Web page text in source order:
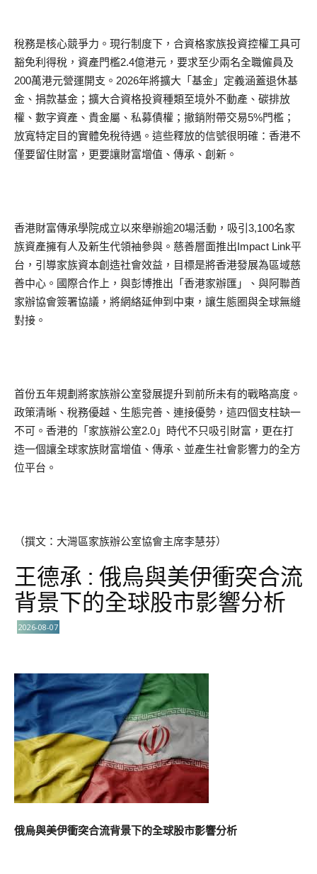
稅務是核心競爭力。現行制度下，合資格家族投資控權工具可
豁免利得稅，資產門檻2.4億港元，要求至少兩名全職僱員及
200萬港元營運開支。2026年將擴大「基金」定義涵蓋退休基
金、捐款基金；擴大合資格投資種類至境外不動產、碳排放
權、數字資產、貴金屬、私募債權；撤銷附帶交易5%門檻；
放寬特定目的實體免稅待遇。這些釋放的信號很明確：香港不
僅要留住財富，更要讓財富增值、傳承、創新。
香港財富傳承學院成立以來舉辦逾20場活動，吸引3,100名家
族資產擁有人及新生代領袖參與。慈善層面推出Impact Link平
台，引導家族資本創造社會效益，目標是將香港發展為區域慈
善中心。國際合作上，與彭博推出「香港家辦匯」、與阿聯酋
家辦協會簽署協議，將網絡延伸到中東，讓生態圈與全球無縫
對接。
首份五年規劃將家族辦公室發展提升到前所未有的戰略高度。
政策清晰、稅務優越、生態完善、連接優勢，這四個支柱缺一
不可。香港的「家族辦公室2.0」時代不只吸引財富，更在打
造一個讓全球家族財富增值、傳承、並產生社會影響力的全方
位平台。
（撰文：大灣區家族辦公室協會主席李慧芬）
王德承 : 俄烏與美伊衝突合流
背景下的全球股市影響分析
2026-08-07
俄烏與美伊衝突合流背景下的全球股市影響分析